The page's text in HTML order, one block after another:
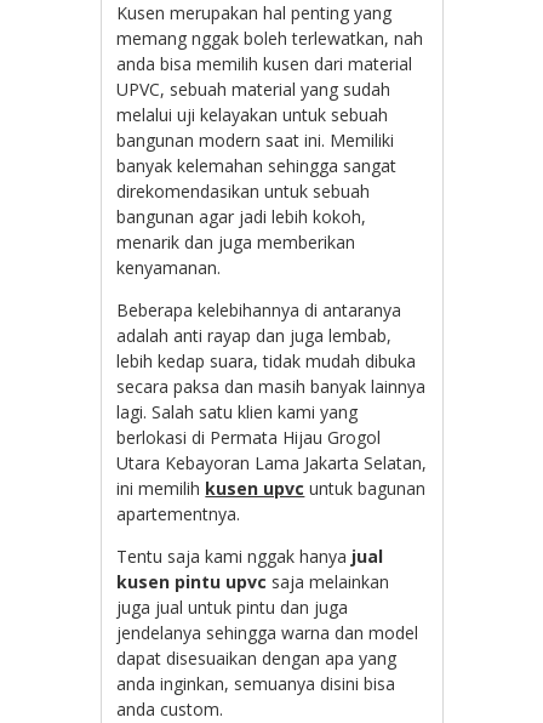
Kusen merupakan hal penting yang
memang nggak boleh terlewatkan, nah
anda bisa memilih kusen dari material
UPVC, sebuah material yang sudah
melalui uji kelayakan untuk sebuah
bangunan modern saat ini. Memiliki
banyak kelemahan sehingga sangat
direkomendasikan untuk sebuah
bangunan agar jadi lebih kokoh,
menarik dan juga memberikan
kenyamanan.
Beberapa kelebihannya di antaranya
adalah anti rayap dan juga lembab,
lebih kedap suara, tidak mudah dibuka
secara paksa dan masih banyak lainnya
lagi. Salah satu klien kami yang
berlokasi di Permata Hijau Grogol
Utara Kebayoran Lama Jakarta Selatan,
ini memilih kusen upvc untuk bagunan
apartementnya.
Tentu saja kami nggak hanya jual
kusen pintu upvc saja melainkan
juga jual untuk pintu dan juga
jendelanya sehingga warna dan model
dapat disesuaikan dengan apa yang
anda inginkan, semuanya disini bisa
anda custom.